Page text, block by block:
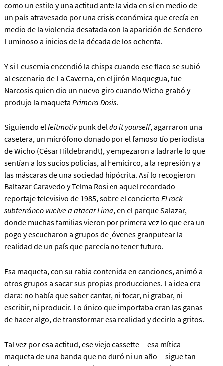
como un estilo y una actitud ante la vida en sí en medio de
un país atravesado por una crisis económica que crecía en
medio de la violencia desatada con la aparición de Sendero
Luminoso a inicios de la década de los ochenta.
Y si Leusemia encendió la chispa cuando ese flaco se subió
al escenario de La Caverna, en el jirón Moquegua, fue
Narcosis quien dio un nuevo giro cuando Wicho grabó y
produjo la maqueta Primera Dosis.
Siguiendo elleitmotivpunk deldo it yourself, agarraron una
casetera, un micrófono donado por el famoso tío periodista
de Wicho (César Hildebrandt), y empezaron a ladrarle lo que
sentían a los sucios policías, al hemicirco, a la represión y a
las máscaras de una sociedad hipócrita. Así lo recogieron
Baltazar Caravedo y Telma Rosi en aquel recordado
reportaje televisivo de 1985, sobre el concierto El rock
subterráneo vuelve a atacar Lima, en el parque Salazar,
donde muchas familias vieron por primera vez lo que era un
pogo y escucharon a grupos de jóvenes granputear la
realidad de un país que parecía no tener futuro.
Esa maqueta, con su rabia contenida en canciones, animó a
otros grupos a sacar sus propias producciones. La idea era
clara: no había que saber cantar, ni tocar, ni grabar, ni
escribir, ni producir. Lo único que importaba eran las ganas
de hacer algo, de transformar esa realidad y decirlo a gritos.
Tal vez por esa actitud, ese viejo cassette —esa mítica
maqueta de una banda que no duró ni un año— sigue tan